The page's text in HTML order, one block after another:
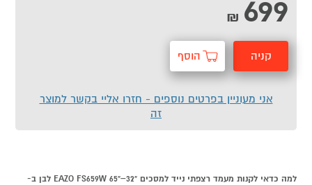
699
₪
קניה הוסף
אני מעוניין בפרטים נוספים - חזרו אליי בקשר למוצר
זה
למה כדאי לקנות מעמד רצפתי נייד למסכים "32–"65 EAZO FS659W לבן ב-